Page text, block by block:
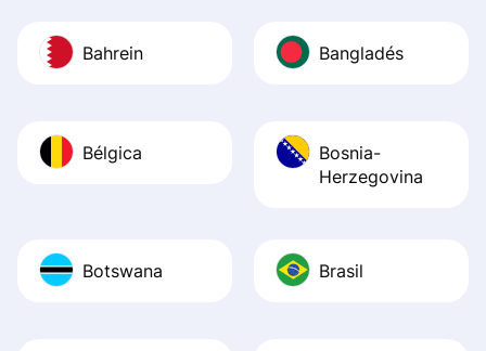
Bahrein Bangladés
Bélgica
Bosnia-
Herzegovina
Botswana Brasil